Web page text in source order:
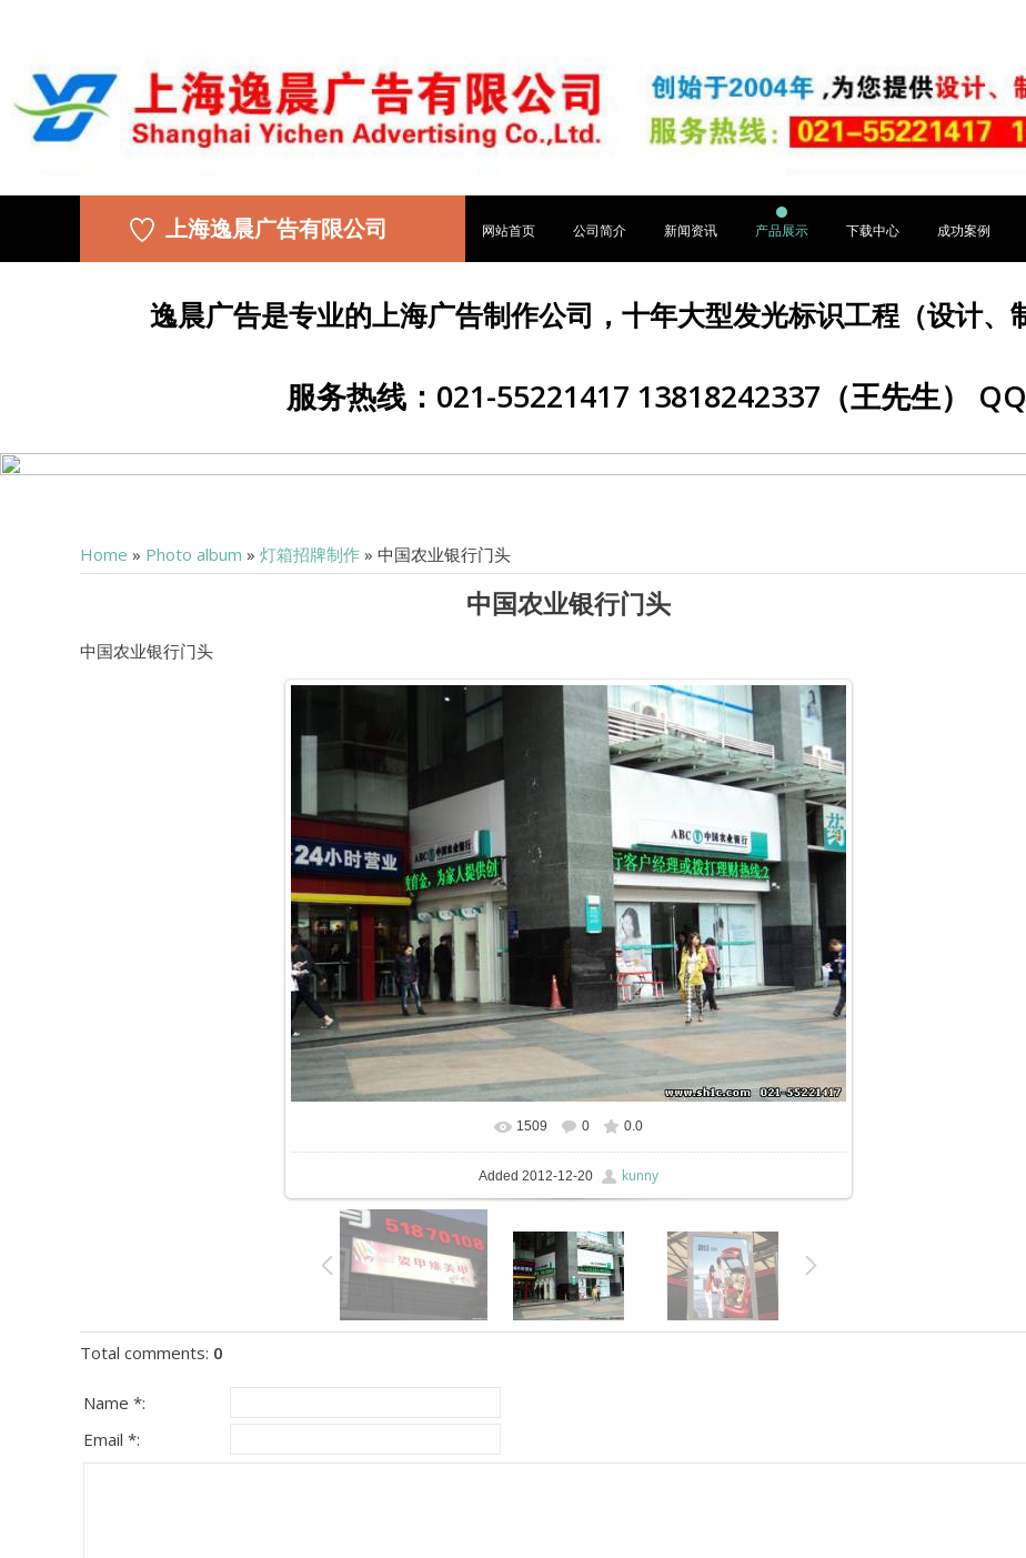
上海逸晨广告有限公司 网站首页 公司简介 新闻资讯 产品展示 下载中心 成功案例
逸晨广告是专业的上海广告制作公司，十年大型发光标识工程（设计、
服务热线：021-55221417 13818242337（王先生）
Home » Photo album » 灯箱招牌制作 » 中国农业银行门头
中国农业银行门头
中国农业银行门头
In real size 600x450 / 65.3Kb
1509 0 0.0
Added 2012-12-20 kunny
Total comments: 0
Name *:
Email *: